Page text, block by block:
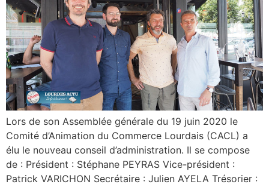
Lors de son Assemblée générale du 19 juin 2020 le
Comité d’Animation du Commerce Lourdais (CACL) a
élu le nouveau conseil d’administration. Il se compose
de : Président : Stéphane PEYRAS Vice-président :
Patrick VARICHON Secrétaire : Julien AYELA Trésorier :